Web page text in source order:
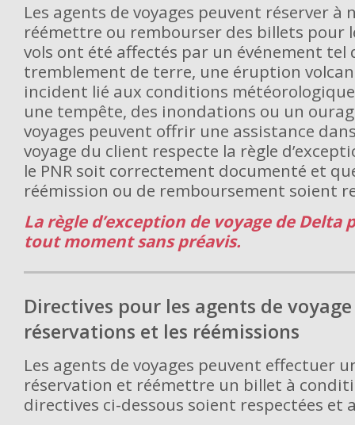
Les agents de voyages peuvent réserver à
réémettre ou rembourser des billets pour
vols ont été affectés par un événement tel
tremblement de terre, une éruption
incident lié aux conditions
une tempête, des inondations ou un
voyages peuvent offrir une assistance
voyage du client respecte la règle
le PNR soit correctement documenté et
réémission ou de remboursement soient
La règle d’exception de voyage de Delta
tout moment sans préavis.
Directives pour les agents de
réservations et les réémissions
Les agents de voyages peuvent effectuer
réservation et réémettre un billet à
directives ci-dessous soient respectées et